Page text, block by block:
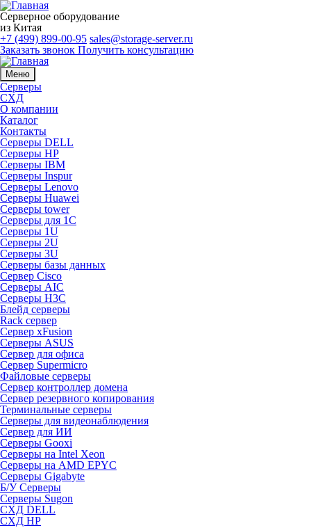
Серверное оборудование
из Китая
+7 (499) 899-00-95 sales@storage-server.ru
Заказать звонок Получить консультацию
Меню
Серверы
СХД
О компании
Каталог
Контакты
Серверы DELL
Серверы HP
Серверы IBM
Серверы Inspur
Серверы Lenovo
Серверы Huawei
Серверы tower
Серверы для 1C
Серверы 1U
Серверы 2U
Серверы 3U
Серверы базы данных
Сервер Cisco
Серверы AIC
Серверы H3C
Блейд серверы
Rack сервер
Сервер xFusion
Серверы ASUS
Сервер для офиса
Сервер Supermicro
Файловые серверы
Сервер контроллер домена
Сервер резервного копирования
Терминальные серверы
Серверы для видеонаблюдения
Сервер для ИИ
Серверы Gooxi
Серверы на Intel Xeon
Серверы на AMD EPYC
Серверы Gigabyte
Б/У Серверы
Серверы Sugon
СХД DELL
СХД HP